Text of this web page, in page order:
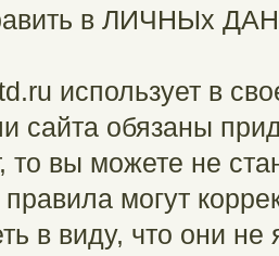
в ЛИЧНЫх
использует в
сайта обязаны
то вы можете не
могут
в виду, что они